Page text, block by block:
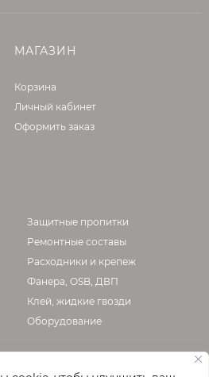
МАГАЗИН
Корзина
Личный кабинет
Оформить заказ
Защитные пропитки
Ремонтные составы
Расходники и крепеж
Фанера, OSB, ДВП
Клей, жидкие гвозди
Оборудование